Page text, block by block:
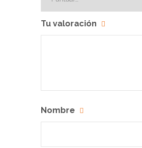
Tu valoración
Nombre